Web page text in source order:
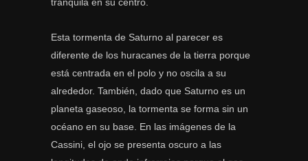
Esta tormenta de Saturno al parecer es
diferente de los huracanes de la tierra porque
está centrada en el polo y no oscila a su
alrededor. También, dado que Saturno es un
planeta gaseoso, la tormenta se forma sin un
océano en su base. En las imágenes de la
Cassini, el ojo se presenta oscuro a las